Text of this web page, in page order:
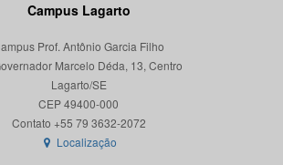
Campus Lagarto
Prof. Antônio Garcia Filho
Marcelo Déda, 13, Centro
Lagarto/SE
CEP 49400-000
Localização